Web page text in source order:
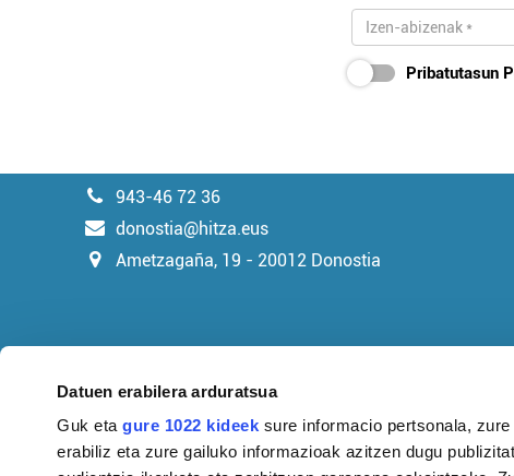
Datuen erabilera arduratsua
Guk etagure 1022 kideek sure informacio pertsonala,
erabiliz eta zure gailuko informazioak azitzen dugu
Pribatutasun
943-46 72 36
donostia@hitza.eus
Ametzagaña, 19 - 20012 Donostia